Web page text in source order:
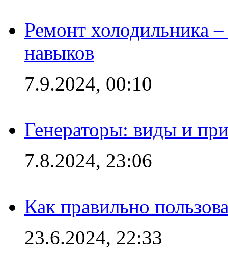
Ремонт холодильника
навыков
7.9.2024, 00:10
Генераторы: виды и
7.8.2024, 23:06
Как правильно
23.6.2024, 22:33